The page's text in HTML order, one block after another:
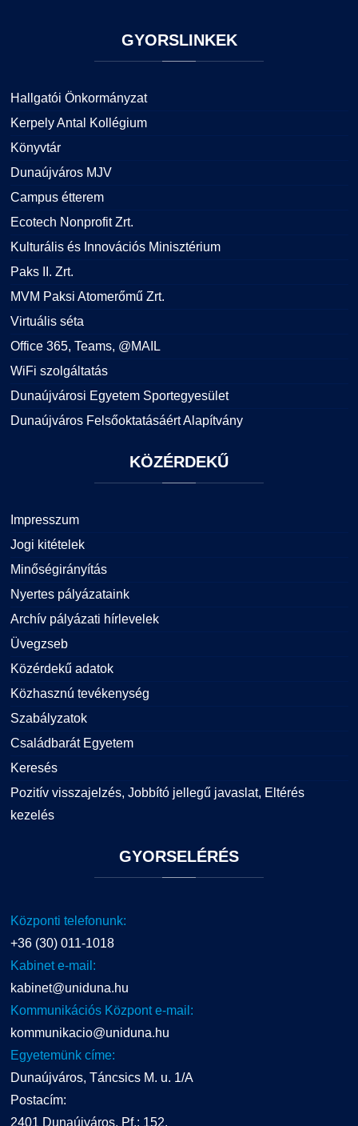
GYORSLINKEK
Hallgatói Önkormányzat
Kerpely Antal Kollégium
Könyvtár
Dunaújváros MJV
Campus étterem
Ecotech Nonprofit Zrt.
Kulturális és Innovációs Minisztérium
Paks II. Zrt.
MVM Paksi Atomerőmű Zrt.
Virtuális séta
Office 365, Teams, @MAIL
WiFi szolgáltatás
Dunaújvárosi Egyetem Sportegyesület
Dunaújváros Felsőoktatásáért Alapítvány
KÖZÉRDEKŰ
Impresszum
Jogi kitételek
Minőségirányítás
Nyertes pályázataink
Archív pályázati hírlevelek
Üvegzseb
Közérdekű adatok
Közhasznú tevékenység
Szabályzatok
Családbarát Egyetem
Keresés
Pozitív visszajelzés, Jobbító jellegű javaslat, Eltérés
kezelés
GYORSELÉRÉS
Központi telefonunk:
+36 (30) 011-1018
Kabinet e-mail:
kabinet@uniduna.hu
Kommunikációs Központ e-mail:
kommunikacio@uniduna.hu
Egyetemünk címe:
Dunaújváros, Táncsics M. u. 1/A
Postacím:
2401 Dunaújváros, Pf.: 152.